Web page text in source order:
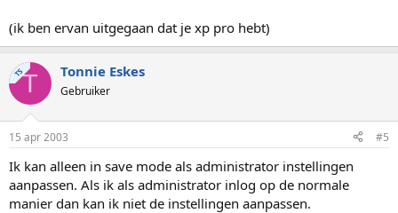
(ik ben ervan uitgegaan dat je xp pro hebt)
TST Tonnie Eskes
Gebruiker
15 apr 2003 #5
Ik kan alleen in save mode als administrator instellingen
aanpassen. Als ik als administrator inlog op de normale
manier dan kan ik niet de instellingen aanpassen.